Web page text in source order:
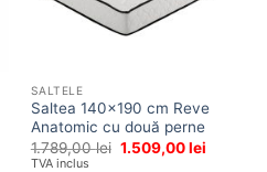
SALTELE
Saltea 140×190 cm Reve
Anatomic cu două perne
1.789,00lei Prețul
1.509,00leiPrețul
TVA inclus